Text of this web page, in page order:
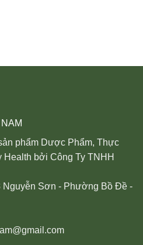
phẩm Dược Phẩm, Thực
Health bởi Công Ty TNHH
Nguyễn Sơn - Phường Bồ Đề -